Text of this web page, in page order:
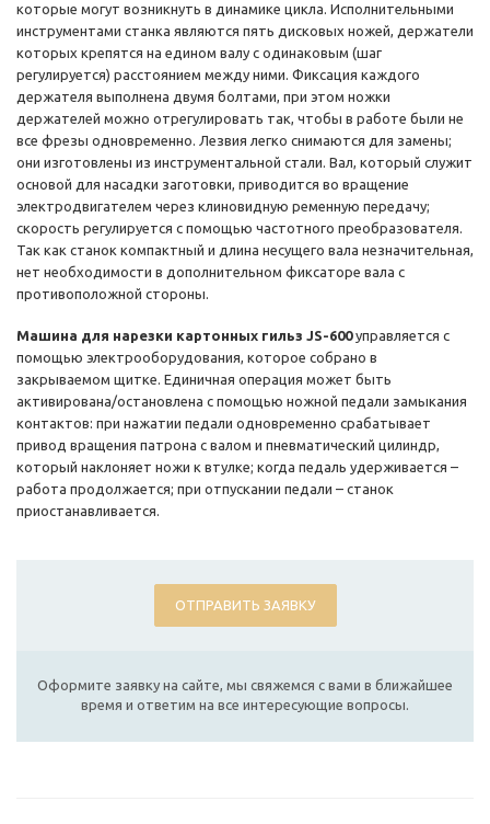
которые могут возникнуть в динамике цикла. Исполнительными
инструментами станка являются пять дисковых ножей, держатели
которых крепятся на едином валу с одинаковым (шаг
регулируется) расстоянием между ними. Фиксация каждого
держателя выполнена двумя болтами, при этом ножки
держателей можно отрегулировать так, чтобы в работе были не
все фрезы одновременно. Лезвия легко снимаются для замены;
они изготовлены из инструментальной стали. Вал, который служит
основой для насадки заготовки, приводится во вращение
электродвигателем через клиновидную ременную передачу;
скорость регулируется с помощью частотного преобразователя.
Так как станок компактный и длина несущего вала незначительная,
нет необходимости в дополнительном фиксаторе вала с
противоположной стороны.
Машина для нарезки картонных гильз JS-600управляется с
помощью электрооборудования, которое собрано в
закрываемом щитке. Единичная операция может быть
активирована/остановлена с помощью ножной педали замыкания
контактов: при нажатии педали одновременно срабатывает
привод вращения патрона с валом и пневматический цилиндр,
который наклоняет ножи к втулке; когда педаль удерживается –
работа продолжается; при отпускании педали – станок
приостанавливается.
ОТПРАВИТЬ ЗАЯВКУ
Оформите заявку на сайте, мы свяжемся с вами в ближайшее
время и ответим на все интересующие вопросы.